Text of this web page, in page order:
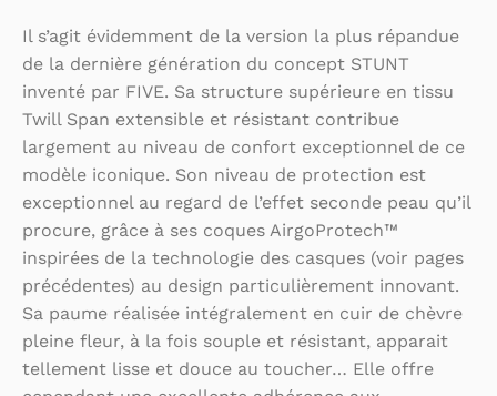
Il s’agit évidemment de la version la plus répandue
de la dernière génération du concept STUNT
inventé par FIVE. Sa structure supérieure en tissu
Twill Span extensible et résistant contribue
largement au niveau de confort exceptionnel de ce
modèle iconique. Son niveau de protection est
exceptionnel au regard de l’effet seconde peau qu’il
procure, grâce à ses coques AirgoProtech™
inspirées de la technologie des casques (voir pages
précédentes) au design particulièrement innovant.
Sa paume réalisée intégralement en cuir de chèvre
pleine fleur, à la fois souple et résistant, apparait
tellement lisse et douce au toucher… Elle offre